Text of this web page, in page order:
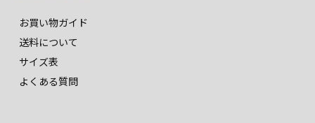
お買い物ガイド
送料について
サイズ表
よくある質問